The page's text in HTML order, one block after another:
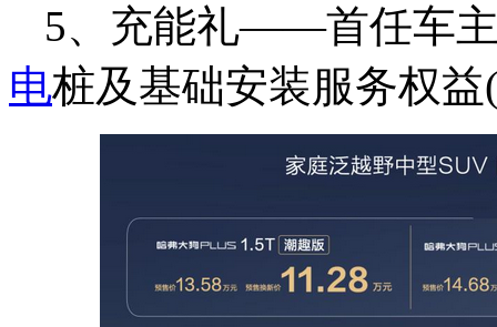
5、充能礼——首任车
电桩及基础安装服务权